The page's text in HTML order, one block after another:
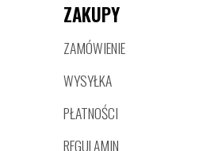
ZAKUPY
ZAMÓWIENIE
WYSYŁKA
PŁATNOŚCI
REGULAMIN